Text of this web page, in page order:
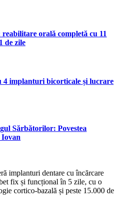
orală completă cu 11
de zile
4 implanturi bicorticale și lucrare
Sărbătorilor: Povestea
implanturi dentare cu încărcare
fix și funcțional în 5 zile, cu o
cortico-bazală și peste 15.000 de